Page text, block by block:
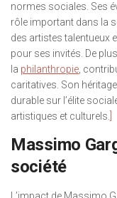
normes sociales. Ses
rôle important dans la
des artistes talentueux
pour ses invités. De
la philanthropie,
caritatives. Son
durable sur l’élite
artistiques et culturels.
Massimo
société